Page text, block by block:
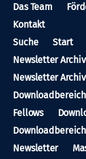
Das Team
Kontakt
Suche
Start
Newsletter Archiv
Newsletter Archiv
Fellows
Newsletter